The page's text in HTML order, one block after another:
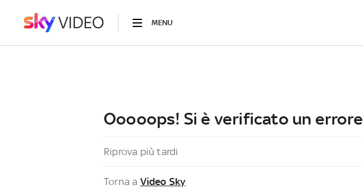
MENU
Ooooops! Si è verificato un errore
Riprova più tardi
Torna a Video Sky